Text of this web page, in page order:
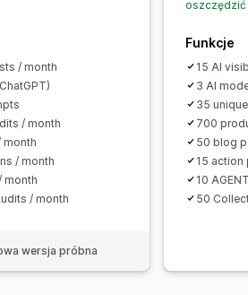
/ month
/ month
/ month
month
/ month
wersja próbna
oszczędzić
Funkcje
15 AI
3 AI
35
700
50 blog
15 action
10
50